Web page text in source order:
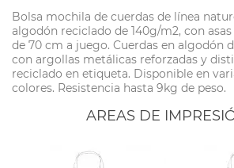
Bolsa mochila de cuerdas de línea
algodón reciclado de 140g/m2, con
de 70 cm a juego. Cuerdas en algodón
con argollas metálicas reforzadas y
reciclado en etiqueta. Disponible en
colores. Resistencia hasta 9kg de peso.
AREAS DE